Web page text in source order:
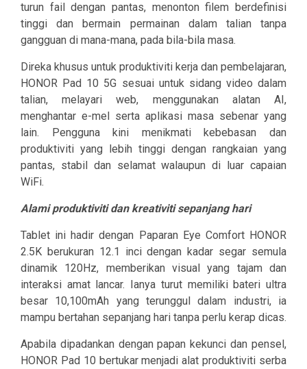
turun fail dengan pantas, menonton filem berdefinisi
tinggi dan bermain permainan dalam talian tanpa
gangguan di mana-mana, pada bila-bila masa.
Direka khusus untuk produktiviti kerja dan pembelajaran,
HONOR Pad 10 5G sesuai untuk sidang video dalam
talian, melayari web, menggunakan alatan AI,
menghantar e-mel serta aplikasi masa sebenar yang
lain. Pengguna kini menikmati kebebasan dan
produktiviti yang lebih tinggi dengan rangkaian yang
pantas, stabil dan selamat walaupun di luar capaian
WiFi.
Alami produktiviti dan kreativiti sepanjang hari
Tablet ini hadir dengan Paparan Eye Comfort HONOR
2.5K berukuran 12.1 inci dengan kadar segar semula
dinamik 120Hz, memberikan visual yang tajam dan
interaksi amat lancar. Ianya turut memiliki bateri ultra
besar 10,100mAh yang terunggul dalam industri, ia
mampu bertahan sepanjang hari tanpa perlu kerap dicas.
Apabila dipadankan dengan papan kekunci dan pensel,
HONOR Pad 10 bertukar menjadi alat produktiviti serba